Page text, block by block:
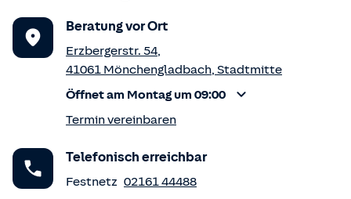
Beratung vor Ort
Erzbergerstr. 54,
41061 Mönchengladbach, Stadtmitte
Öffnet am Montag um 09:00
Termin vereinbaren
Telefonisch erreichbar
Festnetz 02161 44488